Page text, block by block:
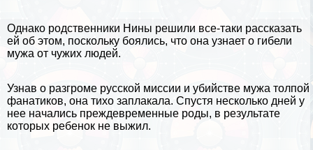
Однако родственники Нины решили все-таки рассказать
ей об этом, поскольку боялись, что она узнает о гибели
мужа от чужих людей.
Узнав о разгроме русской миссии и убийстве мужа толпой
фанатиков, она тихо заплакала. Спустя несколько дней у
нее начались преждевременные роды, в результате
которых ребенок не выжил.